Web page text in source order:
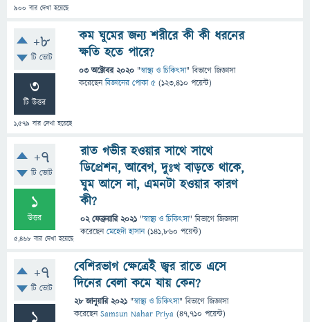
900 বার দেখা হয়েছে
+8
টি ভোট
3
টি উত্তর
1,579 বার দেখা হয়েছে
কম ঘুমের জন্য শরীরে কী কী ধরনের
ক্ষতি হতে পারে?
03 অক্টোবর 2020 "স্বাস্থ্য ও চিকিৎসা" বিভাগে জিজ্ঞাসা
করেছেনবিজ্ঞানের পোকা ৫ (123,410 পয়েন্ট)
+7
টি ভোট
1
উত্তর
5,468 বার দেখা হয়েছে
রাত গভীর হওয়ার সাথে সাথে
ডিপ্রেশন, আবেগ, দুঃখ বাড়তে থাকে,
ঘুম আসে না, এমনটা হওয়ার কারণ
কী?
02 ফেব্রুয়ারি 2021 "স্বাস্থ্য ও চিকিৎসা" বিভাগে জিজ্ঞাসা
করেছেনমেহেদী হাসান (141,860 পয়েন্ট)
+7
টি ভোট
বেশিরভাগ ক্ষেত্রেই জ্বর রাতে এসে
দিনের বেলা কমে যায় কেন?
28 জানুয়ারি 2021 "স্বাস্থ্য ও চিকিৎসা" বিভাগে জিজ্ঞাসা
করেছেনSamsun Nahar Priya (47,710 পয়েন্ট)